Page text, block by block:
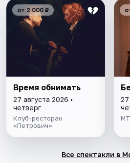
от 2 000 ₽
Время обнимать
27 августа 2026 •
четверг
Клуб-ресторан
«Петрович»
27
Все спектакли в